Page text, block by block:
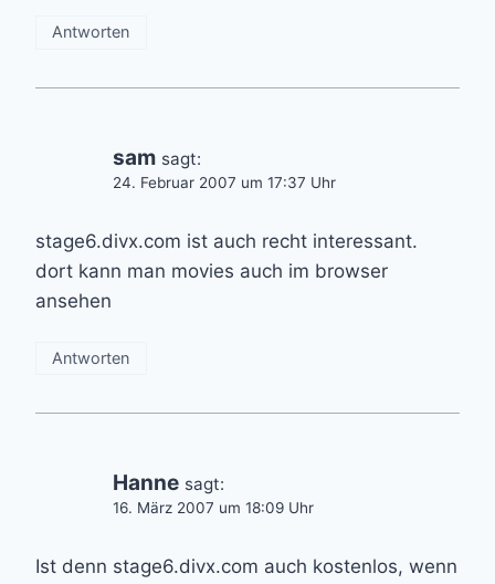
Antworten
sam sagt:
24. Februar 2007 um 17:37 Uhr
stage6.divx.com ist auch recht interessant.
dort kann man movies auch im browser
ansehen
Antworten
Hanne sagt:
16. März 2007 um 18:09 Uhr
Ist denn stage6.divx.com auch kostenlos, wenn